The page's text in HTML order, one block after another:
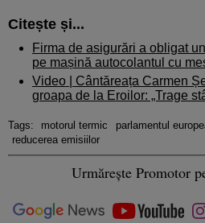
Citește și...
Firma de asigurări a obligat
pe mașină autocolantul cu
Video | Cântăreața Carmen
groapa de la Eroilor: „Trage
Tags: motorul termic parlamentul
reducerea emisiilor
Urmărește Promotor